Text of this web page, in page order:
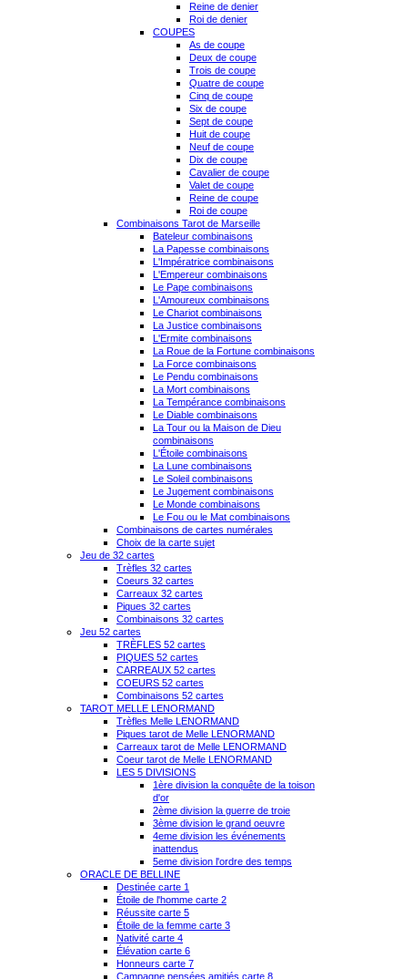
Reine de denier
Roi de denier
COUPES
As de coupe
Deux de coupe
Trois de coupe
Quatre de coupe
Cinq de coupe
Six de coupe
Sept de coupe
Huit de coupe
Neuf de coupe
Dix de coupe
Cavalier de coupe
Valet de coupe
Reine de coupe
Roi de coupe
Combinaisons Tarot de Marseille
Bateleur combinaisons
La Papesse combinaisons
L'Impératrice combinaisons
L'Empereur combinaisons
Le Pape combinaisons
L'Amoureux combinaisons
Le Chariot combinaisons
La Justice combinaisons
L'Ermite combinaisons
La Roue de la Fortune combinaisons
La Force combinaisons
Le Pendu combinaisons
La Mort combinaisons
La Tempérance combinaisons
Le Diable combinaisons
La Tour ou la Maison de Dieu
combinaisons
L'Étoile combinaisons
La Lune combinaisons
Le Soleil combinaisons
Le Jugement combinaisons
Le Monde combinaisons
Le Fou ou le Mat combinaisons
Combinaisons de cartes numérales
Choix de la carte sujet
Jeu de 32 cartes
Trèfles 32 cartes
Coeurs 32 cartes
Carreaux 32 cartes
Piques 32 cartes
Combinaisons 32 cartes
Jeu 52 cartes
TRÈFLES 52 cartes
PIQUES 52 cartes
CARREAUX 52 cartes
COEURS 52 cartes
Combinaisons 52 cartes
TAROT MELLE LENORMAND
Trèfles Melle LENORMAND
Piques tarot de Melle LENORMAND
Carreaux tarot de Melle LENORMAND
Coeur tarot de Melle LENORMAND
LES 5 DIVISIONS
1ère division la conquête de la toison
d'or
2ème division la guerre de troie
3ème division le grand oeuvre
4eme division les événements
inattendus
5eme division l'ordre des temps
ORACLE DE BELLINE
Destinée carte 1
Étoile de l'homme carte 2
Réussite carte 5
Étoile de la femme carte 3
Nativité carte 4
Élévation carte 6
Honneurs carte 7
Campagne pensées amitiés carte 8